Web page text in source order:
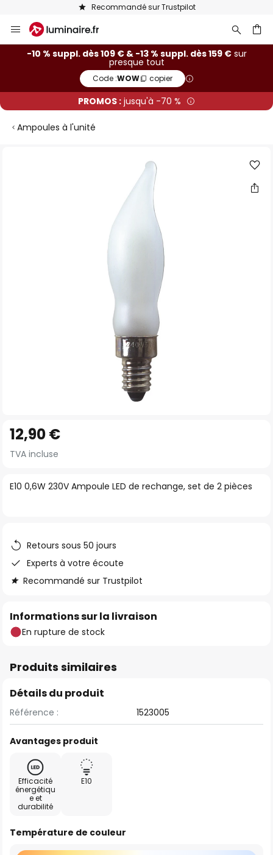
Recommandé sur Trustpilot
Allez
au
contenu
-10 % suppl. dès 109 € & -13 % suppl. dès 159 €sur
presque tout
Code :WOW copier
PROMOS : jusqu'à -70 %
Ampoules à l'unité
to
the
ofE10 0,6W 230V Ampoule LED de rechange, set de 2 pièces
12,90 €
TVA incluse
Retours sous 50 jours
Experts à votre écoute
Recommandé sur Trustpilot
Informations sur la livraison
En rupture de stock
Produits similaires
Détails du produit
Référence : 1523005
Avantages produit
Efficacité
énergétiqu
e et
durabilité
E10
Température de couleur